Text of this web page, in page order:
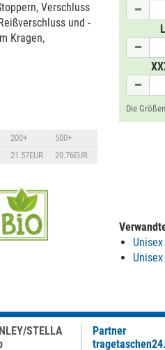
Verschluss
und -
Kragen,
200+
500+
21.57EUR 20.76EUR
L
Die
STELLA
Partner